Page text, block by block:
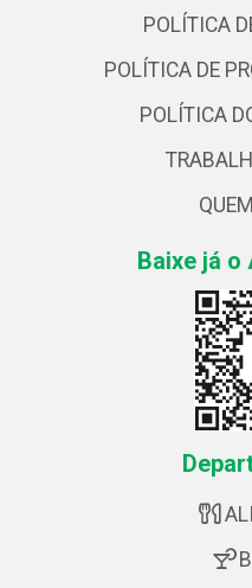
POLÍTICA
POLÍTICA DE
POLÍTICA
Baixe já o